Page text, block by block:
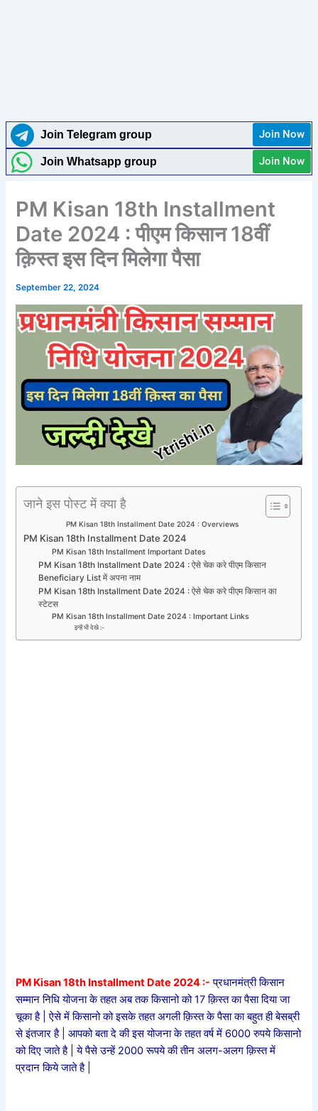
Join Telegram group Join Now
Join Whatsapp group Join Now
PM Kisan 18th Installment
Date 2024 : पीएम किसान 18वीं
क़िस्त इस दिन मिलेगा पैसा
September 22, 2024
जाने इस पोस्ट में क्या है
PM Kisan 18th Installment Date 2024 : Overviews
PM Kisan 18th Installment Date 2024
PM Kisan 18th Installment Important Dates
PM Kisan 18th Installment Date 2024 : ऐसे चेक करे पीएम किसान
Beneficiary List में अपना नाम
PM Kisan 18th Installment Date 2024 : ऐसे चेक करे पीएम किसान का
स्टेटस
PM Kisan 18th Installment Date 2024 : Important Links
इन्हें भी देखे :-
PM Kisan 18th Installment Date 2024 :- प्रधानमंत्री किसान
सम्मान निधि योजना के तहत अब तक किसानो को 17 क़िस्त का पैसा दिया जा
चूका है | ऐसे में किसानो को इसके तहत अगली क़िस्त के पैसा का बहुत ही बेसब्री
से इंतजार है | आपको बता दे की इस योजना के तहत वर्ष में 6000 रुपये किसानो
को दिए जाते है | ये पैसे उन्हें 2000 रूपये की तीन अलग-अलग क़िस्त में
प्रदान किये जाते है |